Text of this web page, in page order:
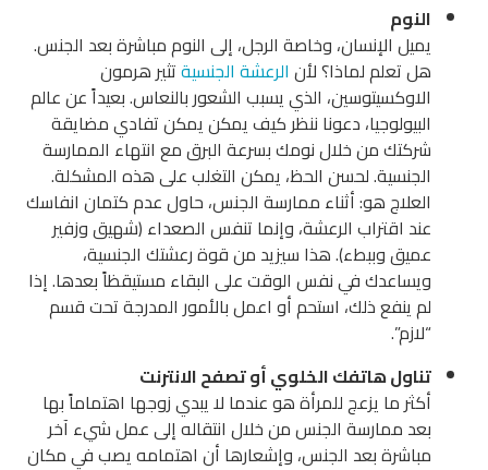
النوم
يميل الإنسان، وخاصة الرجل، إلى النوم مباشرة بعد الجنس.
هل تعلم لماذا؟ لأن الرعشة الجنسيةتثير هرمون
الاوكسيتوسين، الذي يسبب الشعور بالنعاس. بعيداً عن عالم
البيولوجيا، دعونا ننظر كيف يمكن يمكن تفادي مضايقة
شركتك من خلال نومك بسرعة البرق مع انتهاء الممارسة
الجنسية. لحسن الحظ، يمكن التغلب على هذه المشكلة.
العلاج هو: أثناء ممارسة الجنس، حاول عدم كتمان انفاسك
عند اقتراب الرعشة، وإنما تنفس الصعداء (شهيق وزفير
عميق وببطء). هذا سيزيد من قوة رعشتك الجنسية،
ويساعدك في نفس الوقت على البقاء مستيقظاً بعدها. إذا
لم ينفع ذلك، استحم أو اعمل بالأمور المدرجة تحت قسم
“لازم”.
تناول هاتفك الخلوي أو تصفح الانترنت
أكثر ما يزعج للمرأة هو عندما لا يبدي زوجها اهتماماً بها
بعد ممارسة الجنس من خلال انتقاله إلى عمل شيء آخر
مباشرة بعد الجنس، وإشعارها أن اهتمامه يصب في مكان